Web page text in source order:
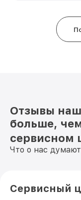
Отзывы
больше,
сервисном
Что о нас
Сервисный